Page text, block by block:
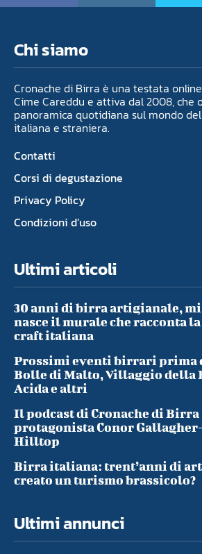
Chi siamo
Cronache di Birra è una testata
Cime Careddu e attiva dal 2008, che
panoramica quotidiana sul mondo
italiana e straniera.
Contatti
Corsi di degustazione
Privacy Policy
Condizioni d’uso
Ultimi articoli
30 anni di birra artigianale,
nasce il murale che racconta
craft italiana
Prossimi eventi birrari prima
Bolle di Malto, Villaggio della
Acida e altri
Il podcast di Cronache di
protagonista Conor
Hilltop
Birra italiana: trent’anni di
creato un turismo brassicolo?
Ultimi annunci